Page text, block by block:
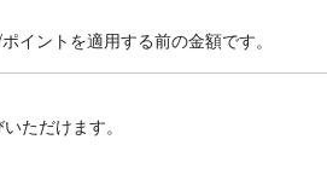
イントを適用する前の金額です。
ただけます。